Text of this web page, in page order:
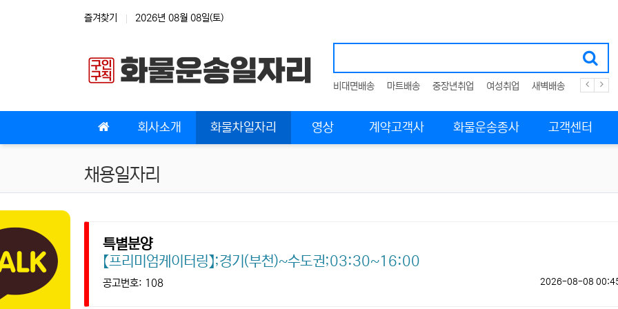
즐겨찾기 2026년 08월 08일(토)
비대면배송 마트배송 중장년취업 여성취업 새벽배송 화물운송
회사소개 화물차일자리 영상 계약고객사 화물운송종사 고객센터
채용일자리
특별분양
【프리미엄케이터링】;경기(부천)~수도권;03:30~16:00
공고번호: 108 2026-08-08